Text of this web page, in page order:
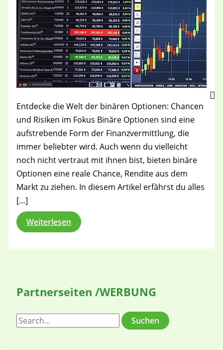
Entdecke die Welt der binären Optionen: Chancen
und Risiken im Fokus Binäre Optionen sind eine
aufstrebende Form der Finanzvermittlung, die
immer beliebter wird. Auch wenn du vielleicht
noch nicht vertraut mit ihnen bist, bieten binäre
Optionen eine reale Chance, Rendite aus dem
Markt zu ziehen. In diesem Artikel erfährst du alles
[…]
Binäre
Optionen
Weiterlesen
Partnerseiten /WERBUNG
S